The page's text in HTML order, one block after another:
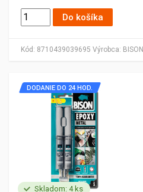
Kód: 8710439039695 Výrobca: BISON
Do košíka
Skladom: 4 ks
DODANIE DO 24 HOD.